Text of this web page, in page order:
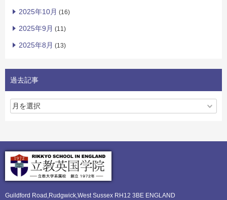
2025年10月 (16)
2025年9月 (11)
2025年8月 (13)
過去記事
Guildford Road,Rudgwick,West Sussex RH12 3BE ENGLAND